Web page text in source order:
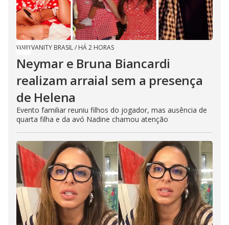
VANITY BRASIL/ HÁ 2 HORAS
Neymar e Bruna Biancardi
realizam arraial sem a presença
de Helena
Evento familiar reuniu filhos do jogador, mas ausência de
quarta filha e da avó Nadine chamou atenção